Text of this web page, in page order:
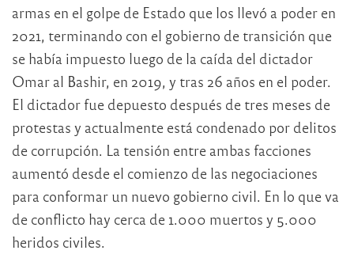
armas en el golpe de Estado que los llevó a poder en
2021, terminando con el gobierno de transición que
se había impuesto luego de la caída del dictador
Omar al Bashir, en 2019, y tras 26 años en el poder.
El dictador fue depuesto después de tres meses de
protestas y actualmente está condenado por delitos
de corrupción. La tensión entre ambas facciones
aumentó desde el comienzo de las negociaciones
para conformar un nuevo gobierno civil. En lo que va
de conflicto hay cerca de 1.000 muertos y 5.000
heridos civiles.